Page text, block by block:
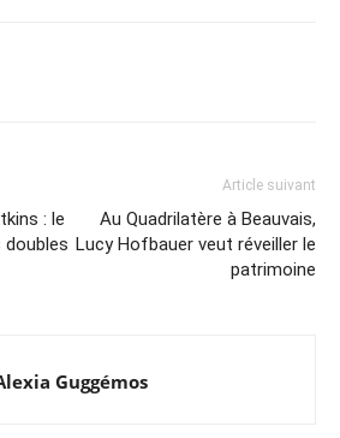
: le
doubles
Article suivant
Au Quadrilatère à Beauvais,
Lucy Hofbauer veut réveiller le
patrimoine
Guggémos